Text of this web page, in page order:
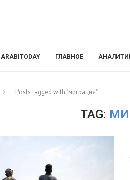
ARABITODAY ГЛАВНОЕ
Posts tagged with "миграция"
TAG: